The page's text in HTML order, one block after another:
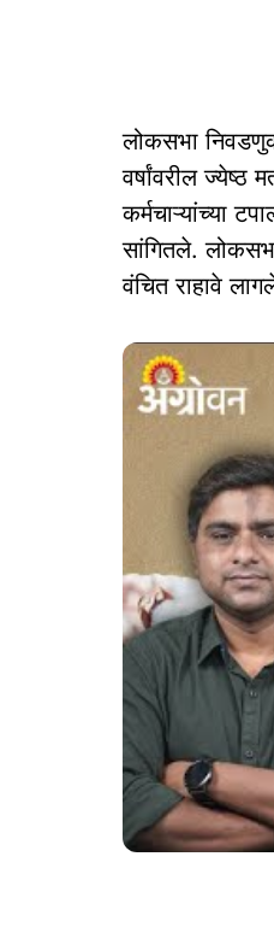
लोकसभा
वर्षांवरील
कर्मचाऱ्यांच्या
सांगितले.
वंचित राहावे